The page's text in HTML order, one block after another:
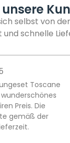
selbst von
schnelle
Toscane
Preis. Die
gemäß der